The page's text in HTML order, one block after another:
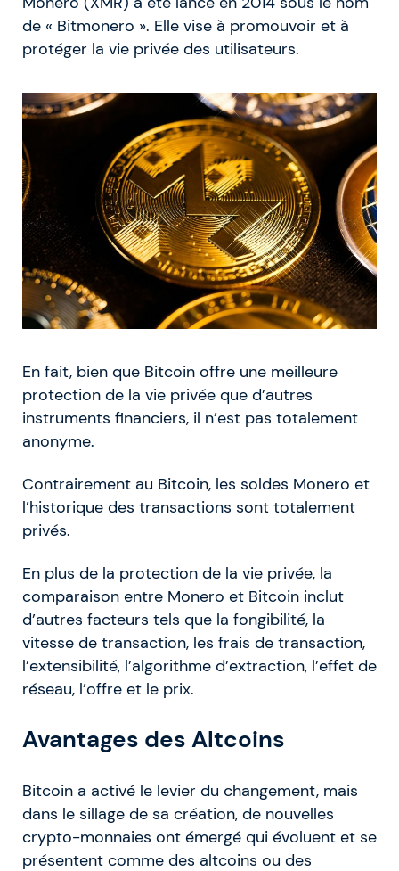
de « Bitmonero ». Elle vise à promouvoir et à
protéger la vie privée des utilisateurs.
En fait, bien que Bitcoin offre une meilleure
protection de la vie privée que d’autres
instruments financiers, il n’est pas totalement
anonyme.
Contrairement au Bitcoin, les soldes Monero et
l’historique des transactions sont totalement
privés.
En plus de la protection de la vie privée, la
comparaison entre Monero et Bitcoin inclut
d’autres facteurs tels que la fongibilité, la
vitesse de transaction, les frais de transaction,
l’extensibilité, l’algorithme d’extraction, l’effet de
réseau, l’offre et le prix.
Avantages des Altcoins
Bitcoin a activé le levier du changement, mais
dans le sillage de sa création, de nouvelles
crypto-monnaies ont émergé qui évoluent et se
présentent comme des altcoins ou des